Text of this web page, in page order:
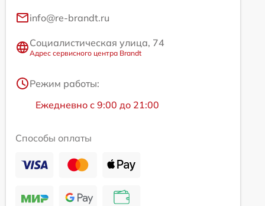
info@re-brandt.ru
Социалистическая улица, 74
Адрес сервисного центра Brandt
Режим работы:
Ежедневно с 9:00 до 21:00
Способы оплаты